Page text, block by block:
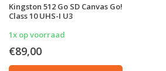
Kingston 512 Go SD Canvas Go!
Class 10 UHS-I U3
1x op voorraad
€89,00